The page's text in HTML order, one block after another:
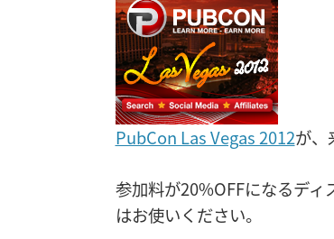
PubCon Las Vegas 2012が、
参加料が20%OFFになるデ
はお使いください。